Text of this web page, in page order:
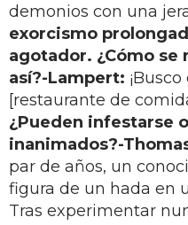
demonios con una
exorcismo
agotador. ¿Cómo se
así?-Lampert:
[restaurante de
¿Pueden infestarse
inanimados?-
par de años, un
figura de un hada en
Tras experimentar